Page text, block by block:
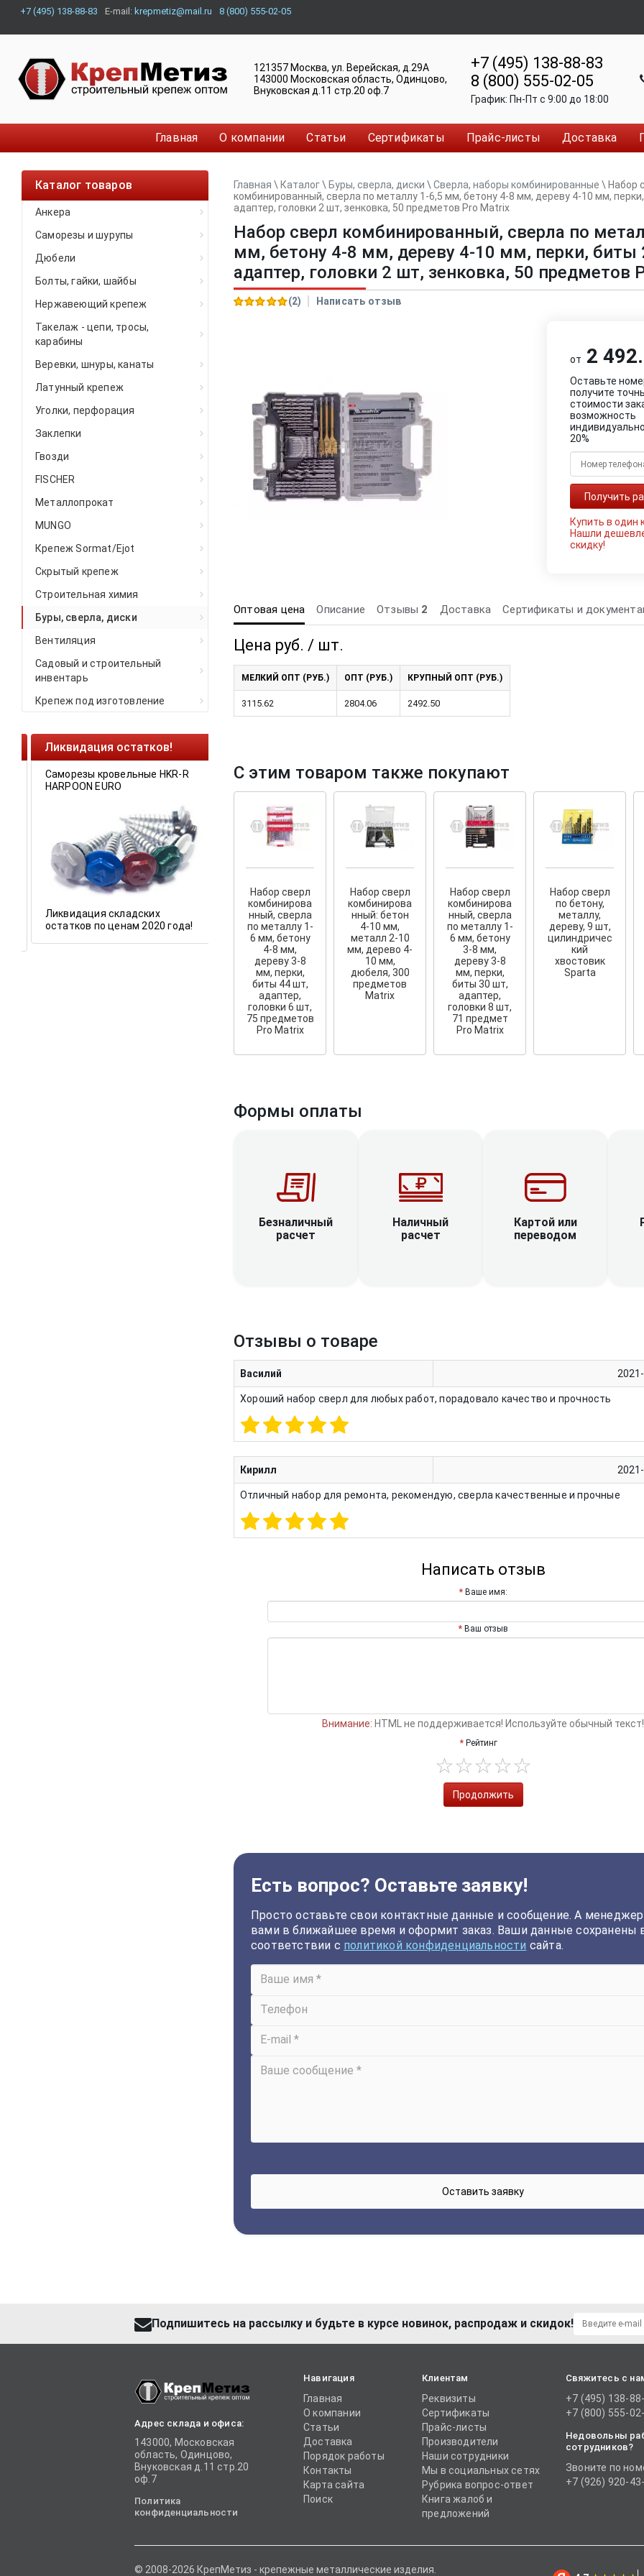
+7 (495) 138-88-83 E-mail: krepmetiz@mail.ru 8 (800) 555-02-05
121357 Москва, ул. Верейская, д.29А
143000 Московская область, Одинцово,
Внуковская д.11 стр.20 оф.7
+7 (495) 138-88-83
8 (800) 555-02-05
График: Пн-Пт c 9:00 до 18:00
Главная О компании Статьи Сертификаты Прайс-листы Доставка
Каталог товаров
Анкера
Саморезы и шурупы
Дюбели
Болты, гайки, шайбы
Нержавеющий крепеж
Такелаж - цепи, тросы,
карабины
Веревки, шнуры, канаты
Латунный крепеж
Уголки, перфорация
Заклепки
Гвозди
FISCHER
Металлопрокат
MUNGO
Крепеж Sormat/Ejot
Скрытый крепеж
Строительная химия
Буры, сверла, диски
Вентиляция
Садовый и строительный
инвентарь
Крепеж под изготовление
Ликвидация остатков!
Саморезы кровельные HKR-R
HARPOON EURO
Ликвидация складских
остатков по ценам 2020 года!
Крепление террас и фасадов
У нас появился
крепеж для деревянных террас
и фасадов.
Главная \ Каталог\ Буры, сверла, диски \ Сверла, наборы комбинированные \ Набор
комбинированный, сверла по металлу 1-6,5 мм, бетону 4-8 мм, дереву 4-10 мм,
адаптер, головки 2 шт, зенковка, 50 предметов Pro Matrix
Набор сверл комбинированный, сверла по
мм, бетону 4-8 мм, дереву 4-10 мм, перки, биты
адаптер, головки 2 шт, зенковка, 50 предметов
(2) Написать отзыв
от 2
Оставьте
получите
стоимости
возможность
20%
Купить в один
Нашли
скидку!
Оптовая цена Описание Отзывы 2 Доставка Сертификаты и
Цена руб. / шт.
МЕЛКИЙ ОПТ (РУБ.) ОПТ (РУБ.) КРУПНЫЙ ОПТ (РУБ.)
3115.62 2804.06 2492.50
С этим товаром также покупают
Набор сверл
комбинирова
нный, сверла
по металлу 1-
6 мм, бетону
4-8 мм,
дереву 3-8
мм, перки,
биты 44 шт,
адаптер,
головки 6 шт,
75 предметов
Pro Matrix
Набор сверл
комбинирова
нный: бетон
4-10 мм,
металл 2-10
мм, дерево 4-
10 мм,
дюбеля, 300
предметов
Matrix
Набор сверл
комбинирова
нный, сверла
по металлу 1-
6 мм, бетону
3-8 мм,
дереву 3-8
мм, перки,
биты 30 шт,
адаптер,
головки 8 шт,
71 предмет
Pro Matrix
Набор сверл
по бетону,
металлу,
дереву, 9 шт,
цилиндричес
кий
хвостовик
Sparta
Формы оплаты
Безналичный
расчет
Наличный
расчет
Картой или
переводом
Отзывы о товаре
Василий
Хороший набор сверл для любых работ, порадовало качество и прочность
Кирилл
Отличный набор для ремонта, рекомендую, сверла качественные и прочные
Написать отзыв
Ваше имя:
Ваш отзыв
Внимание: HTML не поддерживается! Используйте обычный текст!
Рейтинг
Продолжить
Есть вопрос? Оставьте заявку!
Просто оставьте свои контактные данные и сообщение. А
вами в ближайшее время и оформит заказ. Ваши данные сохранены
соответствии с политикой конфиденциальности сайта.
Подпишитесь на рассылку и будьте в курсе новинок, распродаж и скидок!
Адрес склада и офиса:
143000, Московская
область, Одинцово,
Внуковская д.11 стр.20
оф.7
Политика
конфиденциальности
Навигация
Главная
О компании
Статьи
Доставка
Порядок работы
Контакты
Карта сайта
Поиск
Клиентам
Реквизиты
Сертификаты
Прайс-листы
Производители
Наши сотрудники
Мы в социальных сетях
Рубрика вопрос-ответ
Книга жалоб и
предложений
Свяжитесь с
+7 (495) 138-
+7 (800) 555-
Недовольны
сотрудников?
Звоните по
+7 (926) 920-
© 2008-2026 КрепМетиз - крепежные металлические изделия.